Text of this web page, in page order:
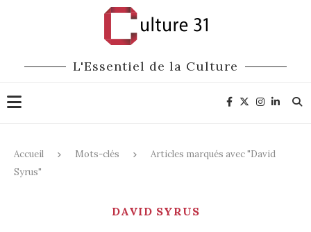
L'Essentiel de la Culture
Accueil Mots-clés
Articles marqués avec "David
Syrus"
DAVID SYRUS